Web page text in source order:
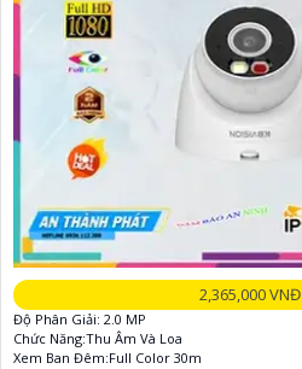
2,365,000 VNĐ
Độ Phân Giải: 2.0 MP
Chức Năng:Thu Âm Và Loa
Xem Ban Đêm:Full Color 30m